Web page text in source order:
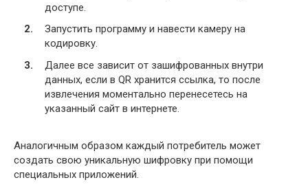
доступе.
Запустить программу и навести камеру на
кодировку.
Далее все зависит от зашифрованных внутри
данных, если в QR хранится ссылка, то после
извлечения моментально перенесетесь на
указанный сайт в интернете.
Аналогичным образом каждый потребитель может
создать свою уникальную шифровку при помощи
специальных приложений.